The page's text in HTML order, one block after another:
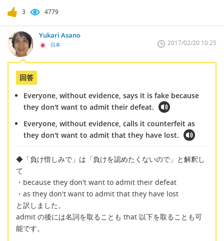
3 4779
Yukari Asano
日本 2017/02/20 10:25
回答
Everyone, without evidence, says it is fake because
they don't want to admit their defeat.
Everyone, without evidence, calls it counterfeit as
they don't want to admit that they have lost.
◆「負け惜しみで」は「負けを認めたくないので」と解釈し
て
・because they don't want to admit their defeat
・as they don't want to admit that they have lost
と訳しました。
admit の後には名詞を取ることも that 以下を取ることも可
能です。